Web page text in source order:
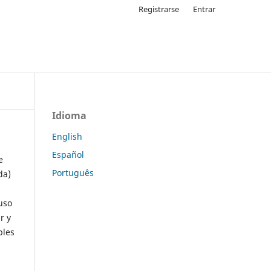
Registrarse Entrar
y
Idioma
English
Español
Português